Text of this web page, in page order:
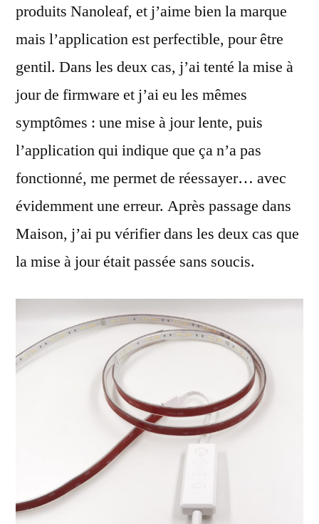
produits Nanoleaf, et j’aime bien la marque
mais l’application est perfectible, pour être
gentil. Dans les deux cas, j’ai tenté la mise à
jour de firmware et j’ai eu les mêmes
symptômes : une mise à jour lente, puis
l’application qui indique que ça n’a pas
fonctionné, me permet de réessayer… avec
évidemment une erreur. Après passage dans
Maison, j’ai pu vérifier dans les deux cas que
la mise à jour était passée sans soucis.